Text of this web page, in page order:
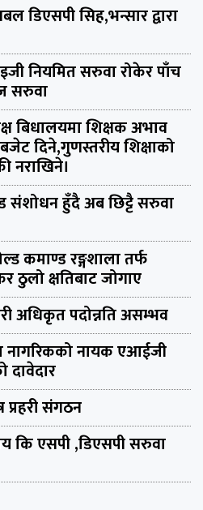
डिएसपी सिह,भन्सार द्वारा
नियमित सरुवा रोकेर पाँच
सरुवा
बिधालयमा शिक्षक अभाव
दिने,गुणस्तरीय शिक्षाको
नराखिने।
संशोधन हुँदै अब छिट्टै सरुवा
कमाण्ड रङ्गशाला तर्फ
ठुलो क्षतिबाट जोगाए
अधिकृत पदोन्नति असम्भव
नायक एआईजी
दावेदार
प्रहरी संगठन
कि एसपी ,डिएसपी सरुवा